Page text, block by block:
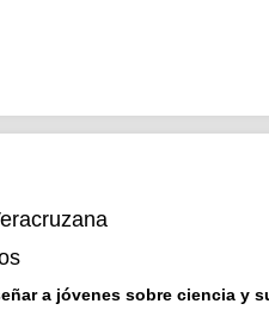
a jóvenes sobre ciencia y